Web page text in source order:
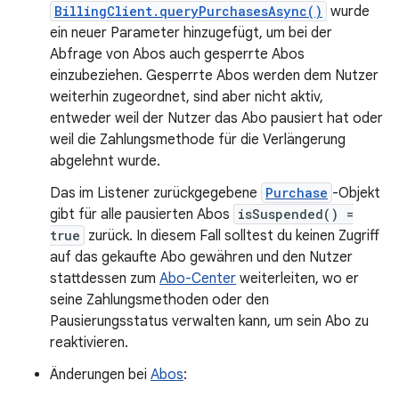
BillingClient.queryPurchasesAsync() wurde
ein neuer Parameter hinzugefügt, um bei der
Abfrage von Abos auch gesperrte Abos
einzubeziehen. Gesperrte Abos werden dem Nutzer
weiterhin zugeordnet, sind aber nicht aktiv,
entweder weil der Nutzer das Abo pausiert hat oder
weil die Zahlungsmethode für die Verlängerung
abgelehnt wurde.
Das im Listener zurückgegebene Purchase -Objekt
gibt für alle pausierten Abos isSuspended() =
true zurück. In diesem Fall solltest du keinen Zugriff
auf das gekaufte Abo gewähren und den Nutzer
stattdessen zum Abo-Center weiterleiten, wo er
seine Zahlungsmethoden oder den
Pausierungsstatus verwalten kann, um sein Abo zu
reaktivieren.
Änderungen bei Abos: